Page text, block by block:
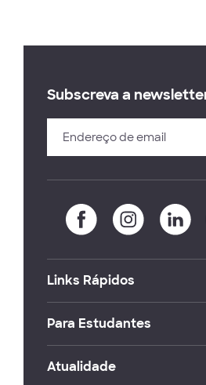
Subscreva a
Links Rápidos
Para Estudantes
Atualidade